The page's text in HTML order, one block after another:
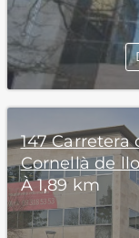
147
Cornellà de
À 1,89 km